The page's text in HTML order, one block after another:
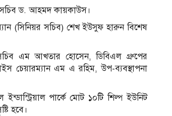
সচিব ড. আহমদ কায়কাউস।
(সিনিয়র সচিব) শেখ ইউসুফ হারুন বিশেষ
সচিব এম আখতার হোসেন, ডিবিএল গ্রুপের
চেয়ারম্যান এম এ রহিম, উপ-ব্যবস্থাপনা
পার্কে মোট ১০টি শিল্প ইউনিট
হবে।